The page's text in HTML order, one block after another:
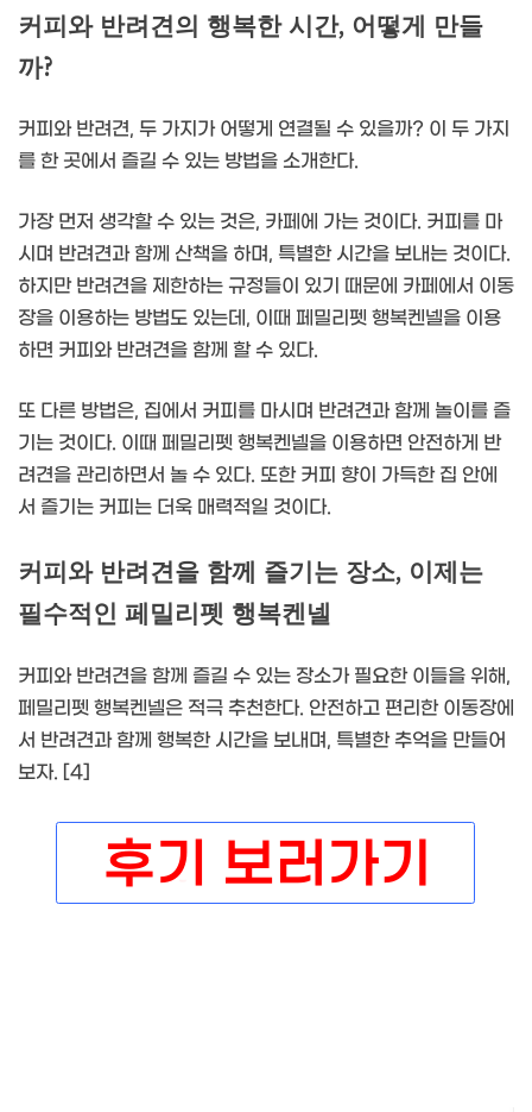
커피와 반려견의 행복한 시간, 어떻게 만들
까?
커피와 반려견, 두 가지가 어떻게 연결될 수 있을까? 이 두 가지
를 한 곳에서 즐길 수 있는 방법을 소개한다.
가장 먼저 생각할 수 있는 것은, 카페에 가는 것이다. 커피를 마
시며 반려견과 함께 산책을 하며, 특별한 시간을 보내는 것이다.
하지만 반려견을 제한하는 규정들이 있기 때문에 카페에서 이동
장을 이용하는 방법도 있는데, 이때 페밀리펫 행복켄넬을 이용
하면 커피와 반려견을 함께 할 수 있다.
또 다른 방법은, 집에서 커피를 마시며 반려견과 함께 놀이를 즐
기는 것이다. 이때 페밀리펫 행복켄넬을 이용하면 안전하게 반
려견을 관리하면서 놀 수 있다. 또한 커피 향이 가득한 집 안에
서 즐기는 커피는 더욱 매력적일 것이다.
커피와 반려견을 함께 즐기는 장소, 이제는
필수적인 페밀리펫 행복켄넬
커피와 반려견을 함께 즐길 수 있는 장소가 필요한 이들을 위해,
페밀리펫 행복켄넬은 적극 추천한다. 안전하고 편리한 이동장에
서 반려견과 함께 행복한 시간을 보내며, 특별한 추억을 만들어
보자. [4]